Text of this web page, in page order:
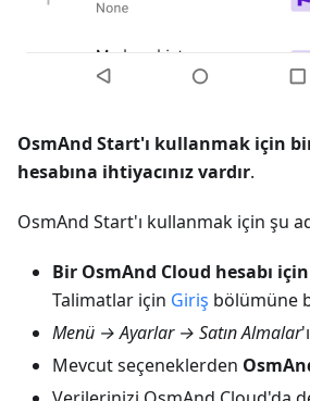
OsmAnd Start'ı kullanmak için
hesabına ihtiyacınız vardır.
OsmAnd Start'ı kullanmak için şu
Bir OsmAnd Cloud hesabı
Talimatlar için Giriş bölümüne
Menü → Ayarlar → Satın Almalar
Mevcut seçeneklerden